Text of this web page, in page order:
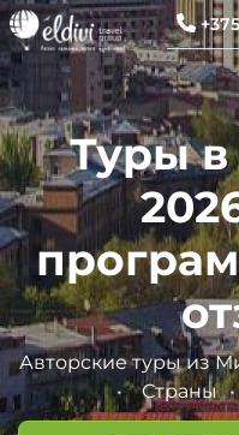
Туры
Авторские туры из
Страны